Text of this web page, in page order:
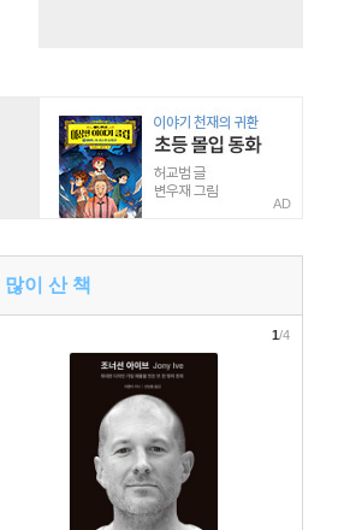
AD
많이 산 책
1/4